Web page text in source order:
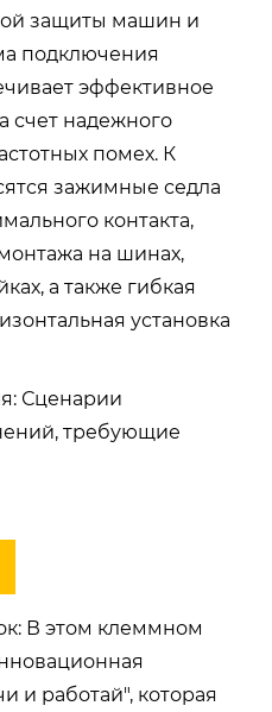
защиты машин и
подключения
эффективное
счет надежного
помех. К
зажимные седла
контакта,
на шинах,
а также гибкая
установка
Сценарии
требующие
В этом клеммном
и работай", которая